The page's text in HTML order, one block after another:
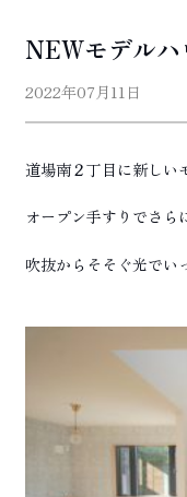
NEWモデル
2022年07月11日
道場南２丁目に新しい
オープン手すりでさ
吹抜からそそぐ光でい